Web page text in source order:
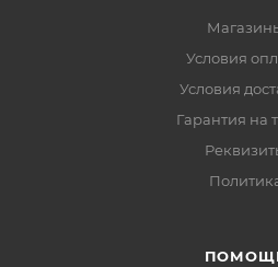
Условия
Условия
Гарантия на